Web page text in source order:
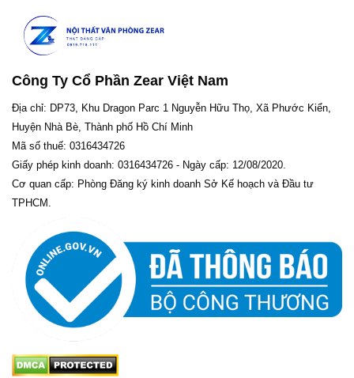
Công Ty Cổ Phần Zear Việt Nam
Địa chỉ: DP73, Khu Dragon Parc 1 Nguyễn Hữu Thọ, Xã Phước Kiển,
Huyện Nhà Bè, Thành phố Hồ Chí Minh
Mã số thuế: 0316434726
Giấy phép kinh doanh: 0316434726 - Ngày cấp: 12/08/2020.
Cơ quan cấp: Phòng Đăng ký kinh doanh Sở Kế hoạch và Đầu tư
TPHCM.